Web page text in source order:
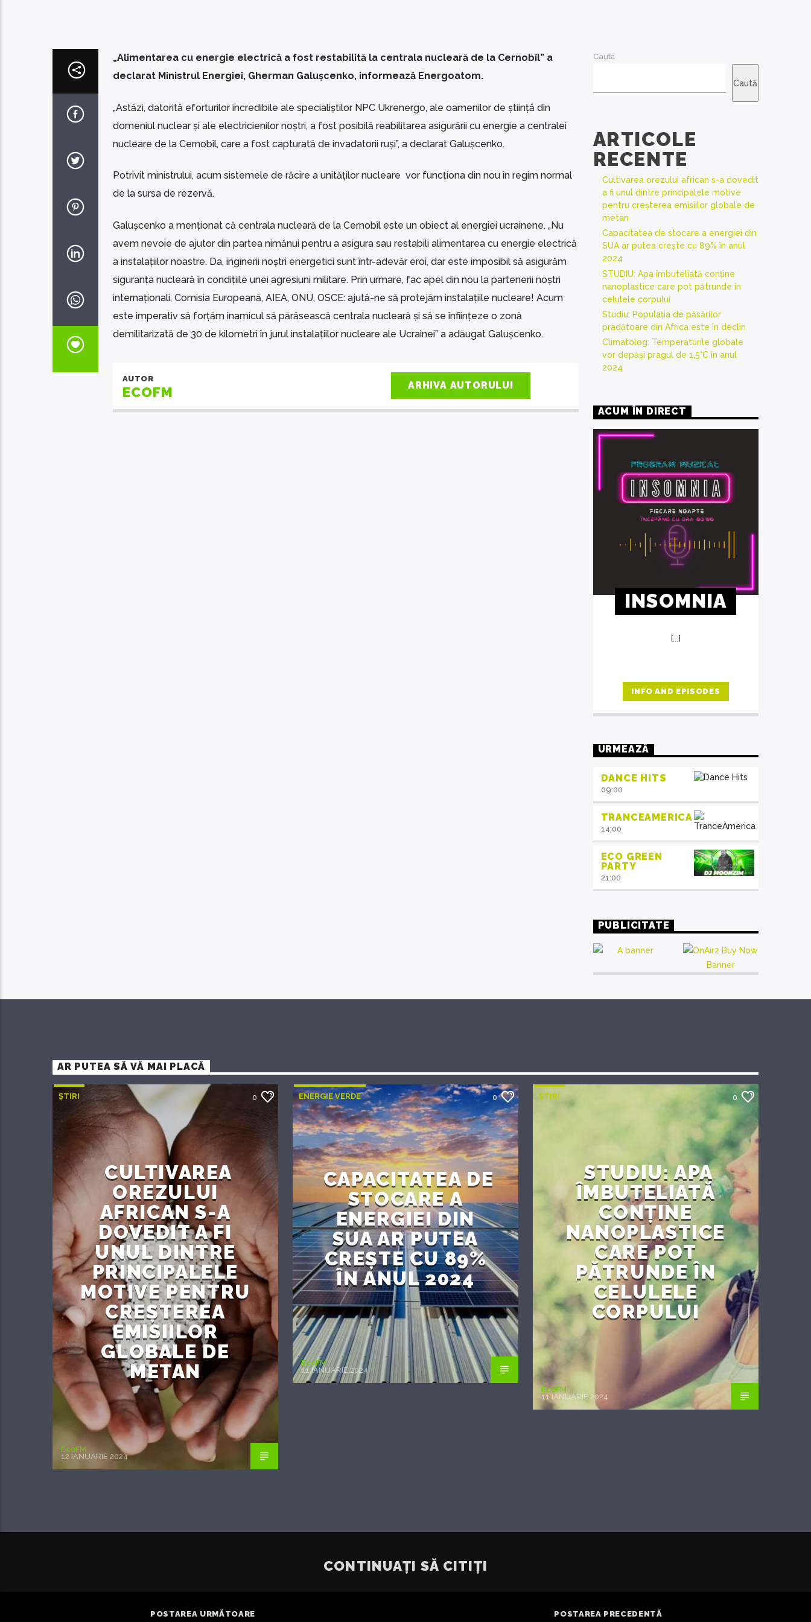
„Alimentarea cu energie electrică a fost restabilită la centrala nucleară de la Cernobîl” a
declarat Ministrul Energiei, Gherman Galușcenko, informează Energoatom.
„Astăzi, datorită eforturilor incredibile ale specialiștilor NPC Ukrenergo, ale oamenilor de știință din
domeniul nuclear și ale electricienilor noștri, a fost posibilă reabilitarea asigurării cu energie a centralei
nucleare de la Cernobîl, care a fost capturată de invadatorii ruși”, a declarat Galușcenko.
Potrivit ministrului, acum sistemele de răcire a unităților nucleare vor funcționa din nou în regim normal
de la sursa de rezervă.
Galușcenko a menționat că centrala nucleară de la Cernobîl este un obiect al energiei ucrainene. „Nu
avem nevoie de ajutor din partea nimănui pentru a asigura sau restabili alimentarea cu energie electrică
a instalațiilor noastre. Da, inginerii noștri energetici sunt într-adevăr eroi, dar este imposibil să asigurăm
siguranța nucleară în condițiile unei agresiuni militare. Prin urmare, fac apel din nou la partenerii noștri
internaționali, Comisia Europeană, AIEA, ONU, OSCE: ajută-ne să protejăm instalațiile nucleare! Acum
este imperativ să forțăm inamicul să părăsească centrala nucleară și să se înființeze o zonă
demilitarizată de 30 de kilometri în jurul instalațiilor nucleare ale Ucrainei” a adăugat Galușcenko.
AUTOR
ECOFM ARHIVA AUTORULUI
Caută
Caută
ARTICOLE
RECENTE
Cultivarea orezului african s-a dovedit
a fi unul dintre principalele motive
pentru creșterea emisiilor globale de
metan
Capacitatea de stocare a energiei din
SUA ar putea crește cu 89% în anul
2024
STUDIU: Apa îmbuteliată conține
nanoplastice care pot pătrunde în
celulele corpului
Studiu: Populația de păsărilor
pradătoare din Africa este în declin
Climatolog: Temperaturile globale
vor depăși pragul de 1,5°C în anul
2024
ACUM ÎN DIRECT
INSOMNIA
[...]
INFO AND EPISODES
URMEAZĂ
DANCE HITS
09:00
TRANCEAMERICA
14:00
ECO GREEN
PARTY
21:00
PUBLICITATE
AR PUTEA SĂ VĂ MAI PLACĂ
ȘTIRI 0
CULTIVAREA
OREZULUI
AFRICAN S-A
DOVEDIT A FI
UNUL DINTRE
PRINCIPALELE
MOTIVE PENTRU
CREȘTEREA
EMISIILOR
GLOBALE DE
METAN
EcoFM
12 IANUARIE 2024
ENERGIE VERDE 0
CAPACITATEA DE
STOCARE A
ENERGIEI DIN
SUA AR PUTEA
CREȘTE CU 89%
ÎN ANUL 2024
EcoFM
11 IANUARIE 2024
ȘTIRI 0
STUDIU: APA
ÎMBUTELIATĂ
CONȚINE
NANOPLASTICE
CARE POT
PĂTRUNDE ÎN
CELULELE
CORPULUI
EcoFM
11 IANUARIE 2024
CONTINUAȚI SĂ CITIȚI
POSTAREA URMĂTOARE POSTAREA PRECEDENTĂ